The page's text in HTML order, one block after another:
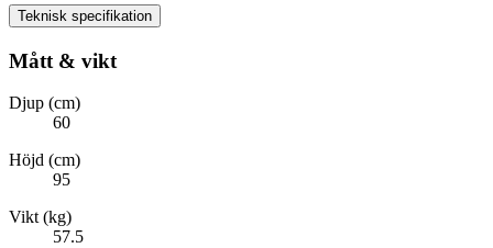
Teknisk specifikation
Mått & vikt
Djup (cm)
60
Höjd (cm)
95
Vikt (kg)
57.5